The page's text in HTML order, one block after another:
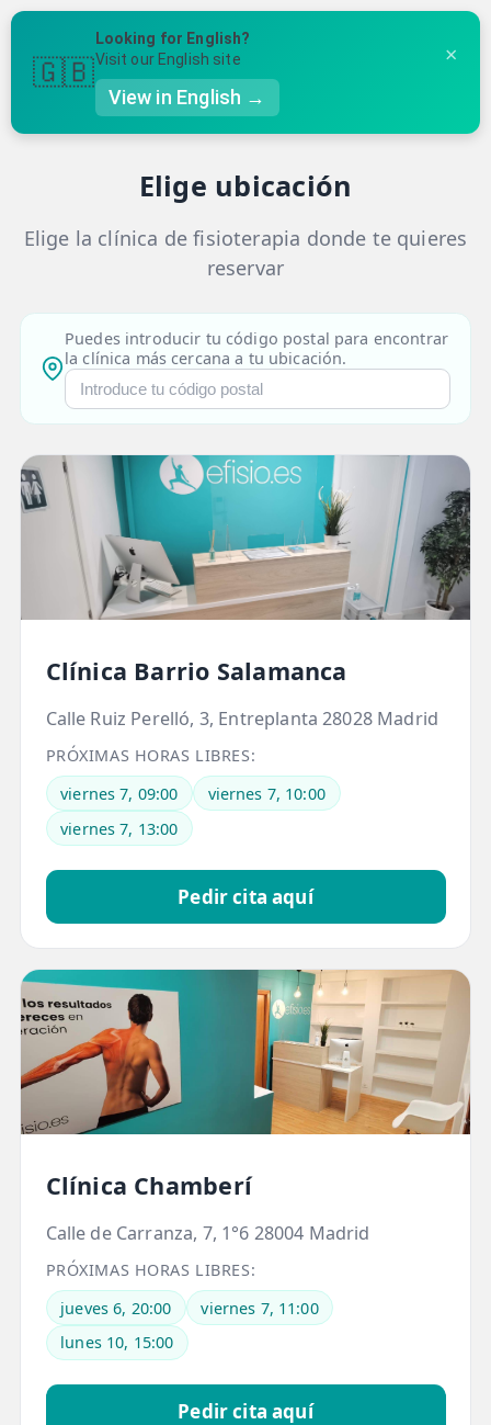
🤔 Preguntas Frecuentes
🇬🇧 English
GENERAL
👩‍⚕️ Fisioterapeutas
🔍 Especialidades
💆‍♀️ Tratamientos
😓 Síntomas
📅 Pedir Cita
UBICACIONES
🔍 Buscador Clínicas
📍 Barrio del Pilar
📍 Chamberí - Centro
📍 Barrio Salamanca
📍 Carabanchel - Usera
📍 Bravo Murillo
📍 Getafe
TIENDA
🛍️ Tienda Productos Fisioterapia
🎁 Tarjetas Regalo
🛒 Carrito
❤️ Ofertas
CONTACTO
Volver
✓
2 3
Elige ubicación
Elige la clínica de fisioterapia donde te quieres
reservar
Puedes introducir tu código postal para encontrar
la clínica más cercana a tu ubicación.
Clínica Barrio Salamanca
Calle Ruiz Perelló, 3, Entreplanta 28028 Madrid
PRÓXIMAS HORAS LIBRES:
viernes 7, 09:00
viernes 7, 10:00
viernes 7, 13:00
Pedir cita aquí
Clínica Chamberí
Calle de Carranza, 7, 1°6 28004 Madrid
PRÓXIMAS HORAS LIBRES:
jueves 6, 20:00
viernes 7, 11:00
lunes 10, 15:00
Pedir cita aquí
×
🇬🇧
Looking for English?
Visit our English site
View in English →